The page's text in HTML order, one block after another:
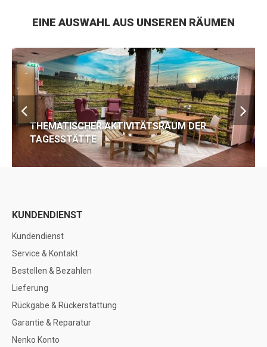
EINE AUSWAHL AUS UNSEREN RÄUMEN
THEMATISCHER AKTIVITÄTSRAUM DER
TAGESSTÄTTE
KUNDENDIENST
Kundendienst
Service & Kontakt
Bestellen & Bezahlen
Lieferung
Rückgabe & Rückerstattung
Garantie & Reparatur
Nenko Konto